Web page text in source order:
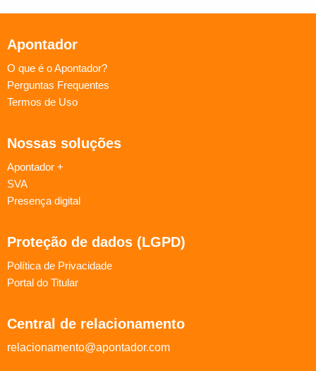
Apontador
O que é o Apontador?
Perguntas Frequentes
Termos de Uso
Nossas soluções
Apontador +
SVA
Presença digital
Proteção de dados (LGPD)
Política de Privacidade
Portal do Titular
Central de relacionamento
relacionamento@apontador.com